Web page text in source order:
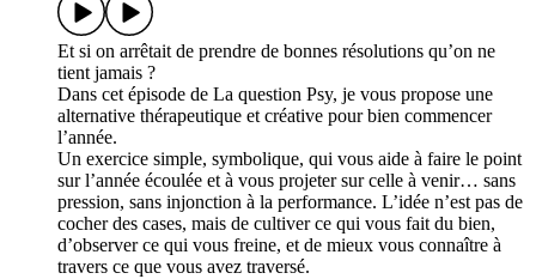
Et si on arrêtait de prendre de bonnes résolutions qu’on ne
tient jamais ?
Dans cet épisode de La question Psy, je vous propose une
alternative thérapeutique et créative pour bien commencer
l’année.
Un exercice simple, symbolique, qui vous aide à faire le point
sur l’année écoulée et à vous projeter sur celle à venir… sans
pression, sans injonction à la performance. L’idée n’est pas de
cocher des cases, mais de cultiver ce qui vous fait du bien,
d’observer ce qui vous freine, et de mieux vous connaître à
travers ce que vous avez traversé.